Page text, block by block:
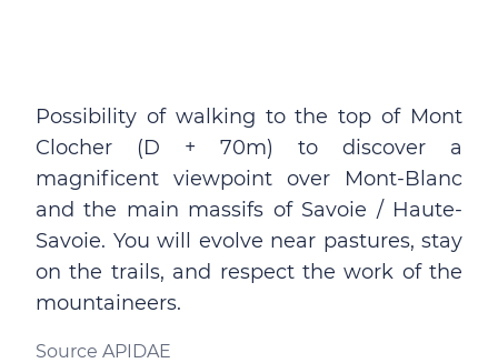
Possibility of walking to the top of Mont
Clocher (D + 70m) to discover a
magnificent viewpoint over Mont-Blanc
and the main massifs of Savoie / Haute-
Savoie. You will evolve near pastures, stay
on the trails, and respect the work of the
mountaineers.
Source APIDAE